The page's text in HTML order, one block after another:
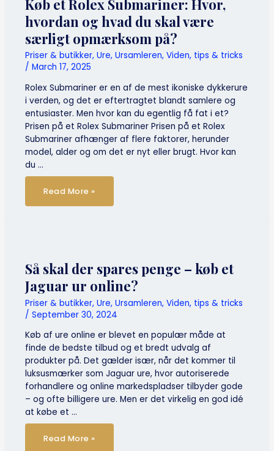
Køb et Rolex Submariner: Hvor,
hvordan og hvad du skal være
særligt opmærksom på?
Priser & butikker,Ure,Ursamleren,Viden, tips & tricks
/March 17, 2025
Rolex Submariner er en af de mest ikoniske dykkerure
i verden, og det er eftertragtet blandt samlere og
entusiaster. Men hvor kan du egentlig få fat i et?
Prisen på et Rolex Submariner Prisen på et Rolex
Submariner afhænger af flere faktorer, herunder
model, alder og om det er nyt eller brugt. Hvor kan
du …
Køb
et
Submariner:
være
særligt
opmærksom
på?
Read More »
Så skal der spares penge – køb et
Jaguar ur online?
Priser & butikker,Ure,Ursamleren,Viden, tips & tricks
/September 30, 2024
Køb af ure online er blevet en populær måde at
finde de bedste tilbud og et bredt udvalg af
produkter på. Det gælder især, når det kommer til
luksusmærker som Jaguar ure, hvor autoriserede
forhandlere og online markedspladser tilbyder gode
– og ofte billigere ure. Men er det virkelig en god idé
at købe et …
Så
skal
Read More »